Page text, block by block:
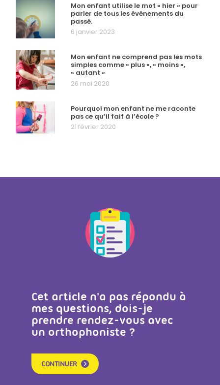
Mon enfant utilise le mot « hier » pour
parler de tous les événements du
passé.
6 janvier 2023
Mon enfant ne comprend pas les mots
simples comme « plus », « moins »,
« autant »
26 mai 2020
Pourquoi mon enfant ne me raconte
pas ce qu’il fait à l’école ?
21 février 2020
Cet article n'a pas répondu à
mes questions, dois-je
prendre rendez-vous avec
un orthophoniste ?
CONTINUER